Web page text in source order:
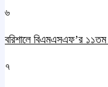
৬
বরিশালে বিএমএসএফ’র ১১তম
৭